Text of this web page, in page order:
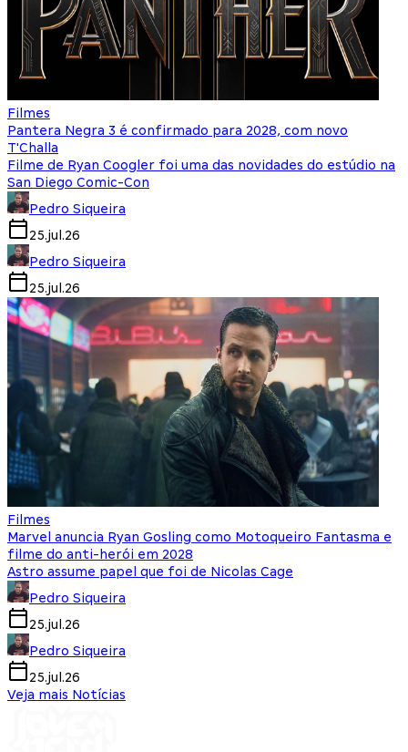
Filmes
Pantera Negra 3 é confirmado para 2028, com novo
T'Challa
Filme de Ryan Coogler foi uma das novidades do estúdio na
San Diego Comic-Con
Pedro Siqueira
25.jul.26
Pedro Siqueira
25.jul.26
Filmes
Marvel anuncia Ryan Gosling como Motoqueiro Fantasma e
filme do anti-herói em 2028
Astro assume papel que foi de Nicolas Cage
Pedro Siqueira
25.jul.26
Pedro Siqueira
25.jul.26
Veja mais Notícias